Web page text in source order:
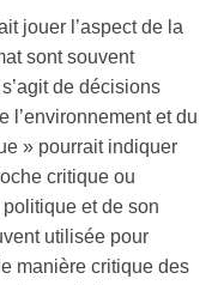
jouer l’aspect de la
sont souvent
de décisions
l’environnement et du
» pourrait indiquer
critique ou
et de son
utilisée pour
manière critique des